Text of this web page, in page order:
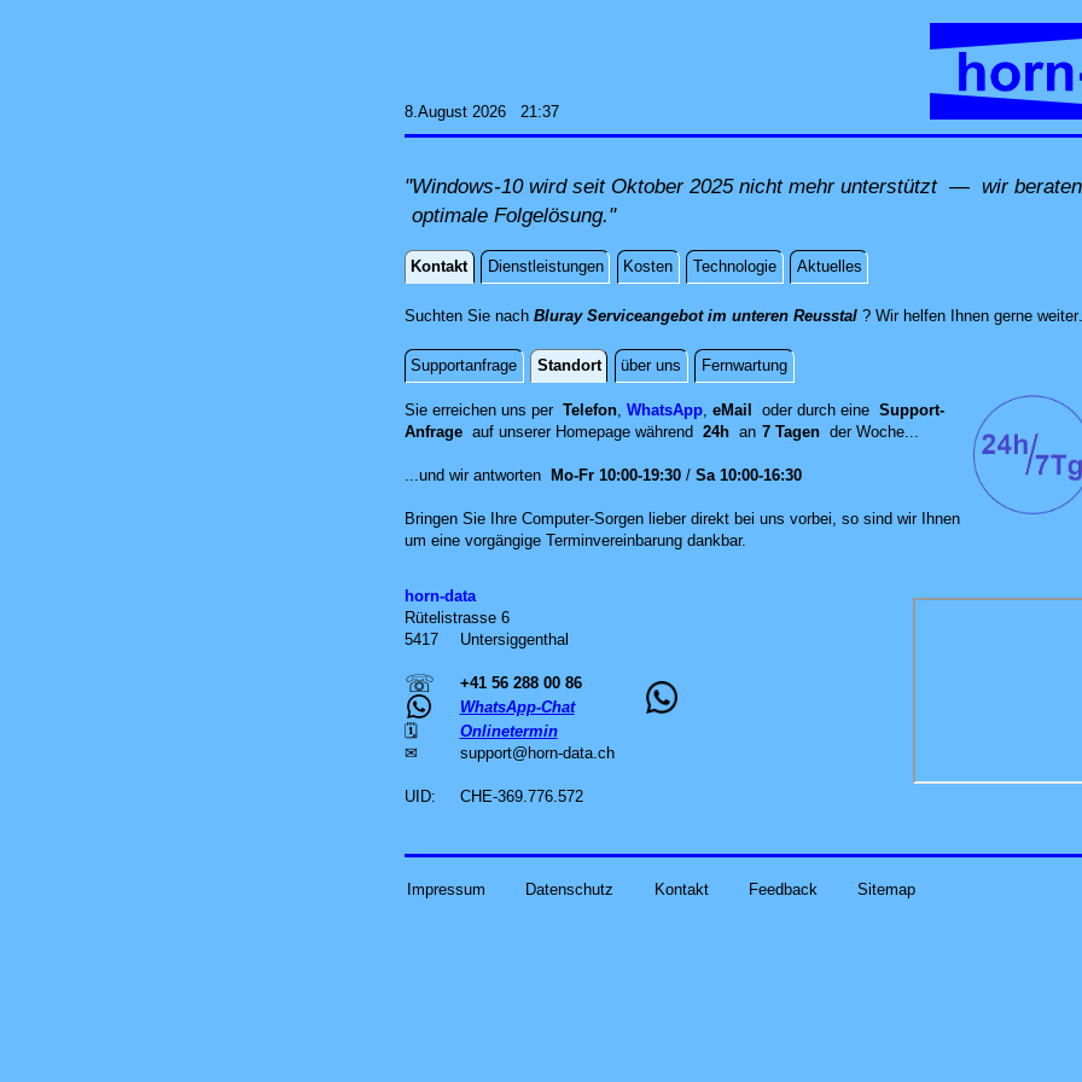
8.August 2026 21:37
"Windows-10 wird seit Oktober 2025 nicht mehr unterstützt — wir
optimale Folgelösung."
Kontakt Dienstleistungen Kosten Technologie Aktuelles
Kontakt
Suchten Sie nach Bluray Serviceangebot im unteren Reusstal? Wir helfen Ihnen gerne weiter.
Supportanfrage Standort über uns Fernwartung
Standort
Sie erreichen uns per Telefon, WhatsApp, eMail oder durch eine Support-
Anfrage auf unserer Homepage während 24h an 7 Tagen der Woche...
...und wir antworten Mo-Fr 10:00-19:30/ Sa 10:00-16:30
Bringen Sie Ihre Computer-Sorgen lieber direkt bei uns vorbei, so sind wir Ih‍nen
um eine vorgängige Terminvereinbarung dankbar.
horn-data
Rütelistrasse 6
5417
Untersiggenthal
☏
+41 56 288 00 86
WhatsApp-Chat
🗓
Onlinetermin
✉
support@horn-data. ch
UID: CHE-369.776.572
Impressum Datenschutz Kontakt Feedback Sitemap